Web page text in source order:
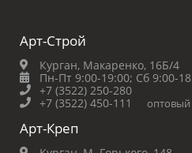
Арт-Строй
Курган, Макаренко, 16Б/4
Пн-Пт 9:00-19:00; Сб 9:00-
+7 (3522) 250-280
+7 (3522) 450-111
оптовый
Арт-Креп